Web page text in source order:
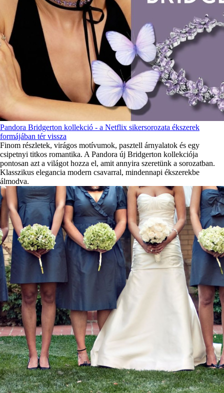
Pandora Bridgerton kollekció - a Netflix sikersorozata ékszerek
formájában tér vissza
Finom részletek, virágos motívumok, pasztell árnyalatok és egy
csipetnyi titkos romantika. A Pandora új Bridgerton kollekciója
pontosan azt a világot hozza el, amit annyira szeretünk a sorozatban.
Klasszikus elegancia modern csavarral, mindennapi ékszerekbe
álmodva.